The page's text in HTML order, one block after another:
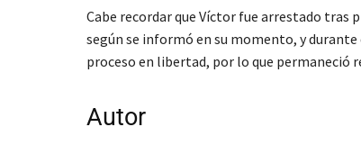
Cabe recordar que Víctor fue arrestado
según se informó en su momento, y durante
proceso en libertad, por lo que permaneció
Autor